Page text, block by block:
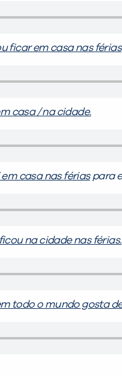
ficar em casa nas férias
casa / na cidade.
em casa nas fériaspara
ficou na cidade nas férias.
todo o mundo gosta